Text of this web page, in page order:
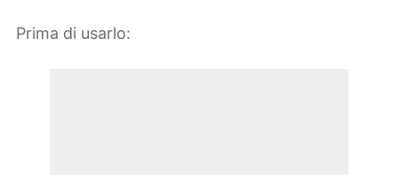
Prima di usarlo: